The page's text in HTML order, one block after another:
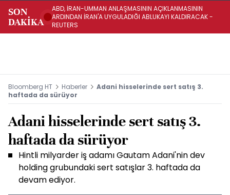
SON
DAKİKA
ABD, İRAN-UMMAN ANLAŞMASININ AÇIKLANMASININ
ARDINDAN İRAN'A UYGULADIĞI ABLUKAYI KALDIRACAK -
REUTERS
Bloomberg HT Haberler
Adani hisselerinde sert satış 3.
haftada da sürüyor
Adani hisselerinde sert satış 3.
haftada da sürüyor
Hintli milyarder iş adamı Gautam Adani'nin dev
holding grubundaki sert satışlar 3. haftada da
devam ediyor.